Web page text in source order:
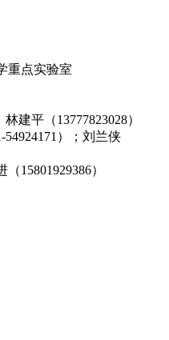
重点实验室
建平（13777823028）
）；刘兰侠
15801929386）